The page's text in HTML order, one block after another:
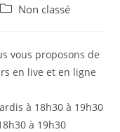
PostNon classé
vous proposons de
en live et en ligne
à 18h30 à 19h30
à 19h30